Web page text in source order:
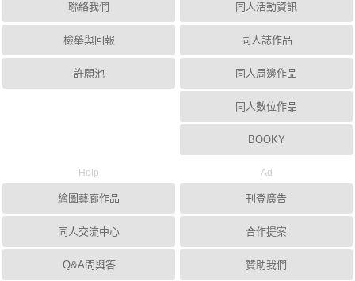
聯絡我們
檢舉與回報
許願池
同人活動資訊
同人誌作品
同人周邊作品
同人數位作品
BOOKY
Help
繪圖藝廊作品
同人交流中心
Q&A問與答
Ad
刊登廣告
合作提案
贊助我們